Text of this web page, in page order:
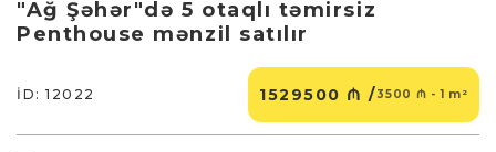
"Ağ Şəhər"də 5 otaqlı təmirsiz
Penthouse mənzil satılır
İD: 12022 1529500 ₼ /3500 ₼ - 1 m²